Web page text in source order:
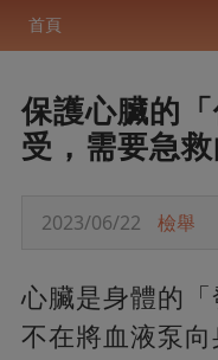
首頁
保護心臟的
受，需要急
2023/06/22 檢舉
心臟是身體的
不在將血液泵向